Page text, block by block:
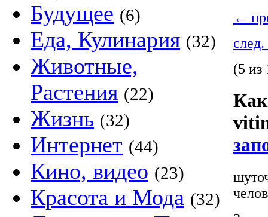
Будущее (6)
Еда, Кулинария (32)
Животные,
Растения (22)
Жизнь (32)
Интернет (44)
Кино, видео (23)
Красота и Мода (32)
←
(5 из